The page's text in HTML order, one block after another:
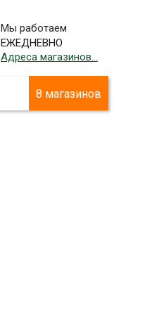
Мы работаем
ЕЖЕДНЕВНО
Адреса магазинов...
8 магазинов